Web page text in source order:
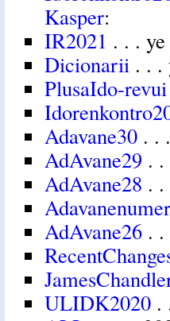
Kasper:
IR2021 . . .
Dicionarii. . .
PlusaIdo-revui
Adavane30. .
AdAvane29. .
AdAvane28 .
AdAvane26. .
ULIDK2020.